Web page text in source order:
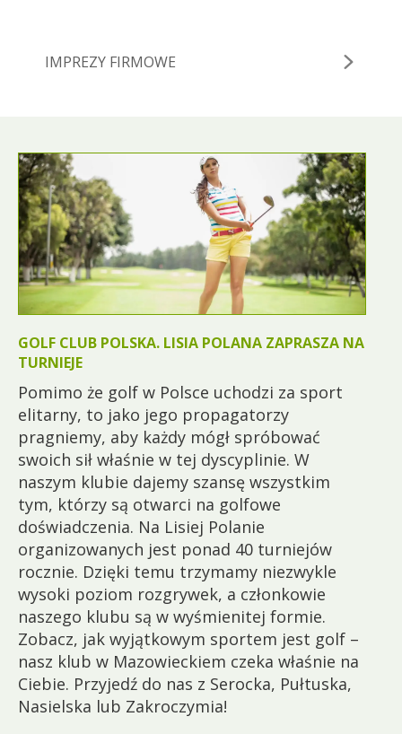
IMPREZY FIRMOWE
GOLF CLUB POLSKA. LISIA POLANA ZAPRASZA NA
TURNIEJE
Pomimo że golf w Polsce uchodzi za sport
elitarny, to jako jego propagatorzy
pragniemy, aby każdy mógł spróbować
swoich sił właśnie w tej dyscyplinie. W
naszym klubie dajemy szansę wszystkim
tym, którzy są otwarci na golfowe
doświadczenia. Na Lisiej Polanie
organizowanych jest ponad 40 turniejów
rocznie. Dzięki temu trzymamy niezwykle
wysoki poziom rozgrywek, a członkowie
naszego klubu są w wyśmienitej formie.
Zobacz, jak wyjątkowym sportem jest golf –
nasz klub w Mazowieckiem czeka właśnie na
Ciebie. Przyjedź do nas z Serocka, Pułtuska,
Nasielska lub Zakroczymia!